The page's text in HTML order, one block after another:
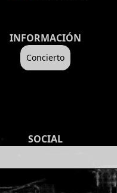
INFORMACIÓN
Concierto
SOCIAL